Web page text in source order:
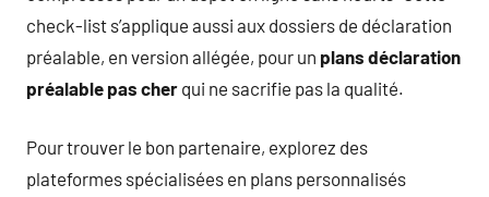
check-list s’applique aussi aux dossiers de déclaration
préalable, en version allégée, pour un plans déclaration
préalable pas cher qui ne sacrifie pas la qualité.
Pour trouver le bon partenaire, explorez des
plateformes spécialisées en plans personnalisés